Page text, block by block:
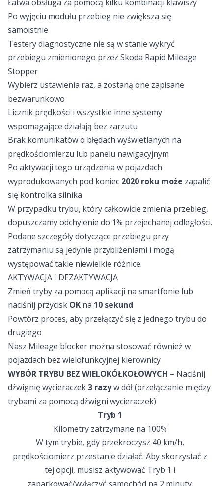
Łatwa obsługa za pomocą kilku kombinacji klawiszy
Po wyjęciu modułu przebieg nie zwiększa się
samoistnie
Testery diagnostyczne nie są w stanie wykryć
przebiegu zmienionego przez Skoda Rapid Mileage
Stopper
Wybierz ustawienia raz, a zostaną one zapisane
bezwarunkowo
Licznik prędkości i wszystkie inne systemy
wspomagające działają bez zarzutu
Brak komunikatów o błędach wyświetlanych na
prędkościomierzu lub panelu nawigacyjnym
Po aktywacji tego urządzenia w pojazdach
wyprodukowanych pod koniec 2020 roku może zapalić
się kontrolka silnika
W przypadku trybu, który całkowicie zmienia przebieg,
dopuszczamy odchylenie do 1% przejechanej odległości.
Podane szczegóły dotyczące przebiegu przy
zatrzymaniu są jedynie przybliżeniami i mogą
występować takie niewielkie różnice.
AKTYWACJA I DEZAKTYWACJA
Zmień tryby za pomocą aplikacji na smartfonie lub
naciśnij przycisk OK na 10 sekund
Powtórz proces, aby przełączyć się z jednego trybu do
drugiego
Nasz Mileage blocker można stosować również w
pojazdach bez wielofunkcyjnej kierownicy
WYBÓR TRYBU BEZ WIELOKÓŁKOŁOWYCH – Naciśnij
dźwignię wycieraczek3 razyw dół (przełączanie między
trybami za pomocą dźwigni wycieraczek)
Tryb 1
Kilometry zatrzymane na 100%
W tym trybie, gdy przekroczysz 40 km/h,
prędkościomierz przestanie działać. Aby skorzystać z
tej opcji, musisz aktywować Tryb 1 i
zaparkować/wyłączyć samochód na 2 minuty.